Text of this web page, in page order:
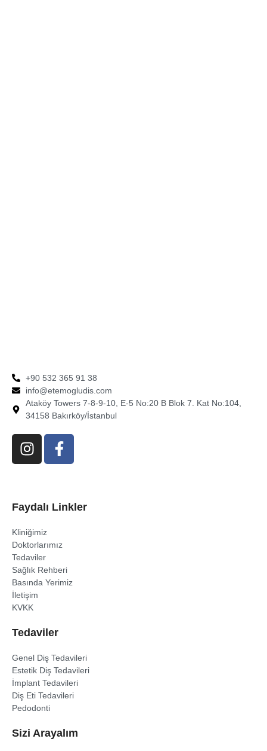
+90 532 365 91 38
info@etemogludis.com
Ataköy Towers 7-8-9-10, E-5 No:20 B Blok 7. Kat No:104,
34158 Bakırköy/İstanbul
Faydalı Linkler
Kliniğimiz
Doktorlarımız
Tedaviler
Sağlık Rehberi
Basında Yerimiz
İletişim
KVKK
Tedaviler
Genel Diş Tedavileri
Estetik Diş Tedavileri
İmplant Tedavileri
Diş Eti Tedavileri
Pedodonti
Sizi Arayalım